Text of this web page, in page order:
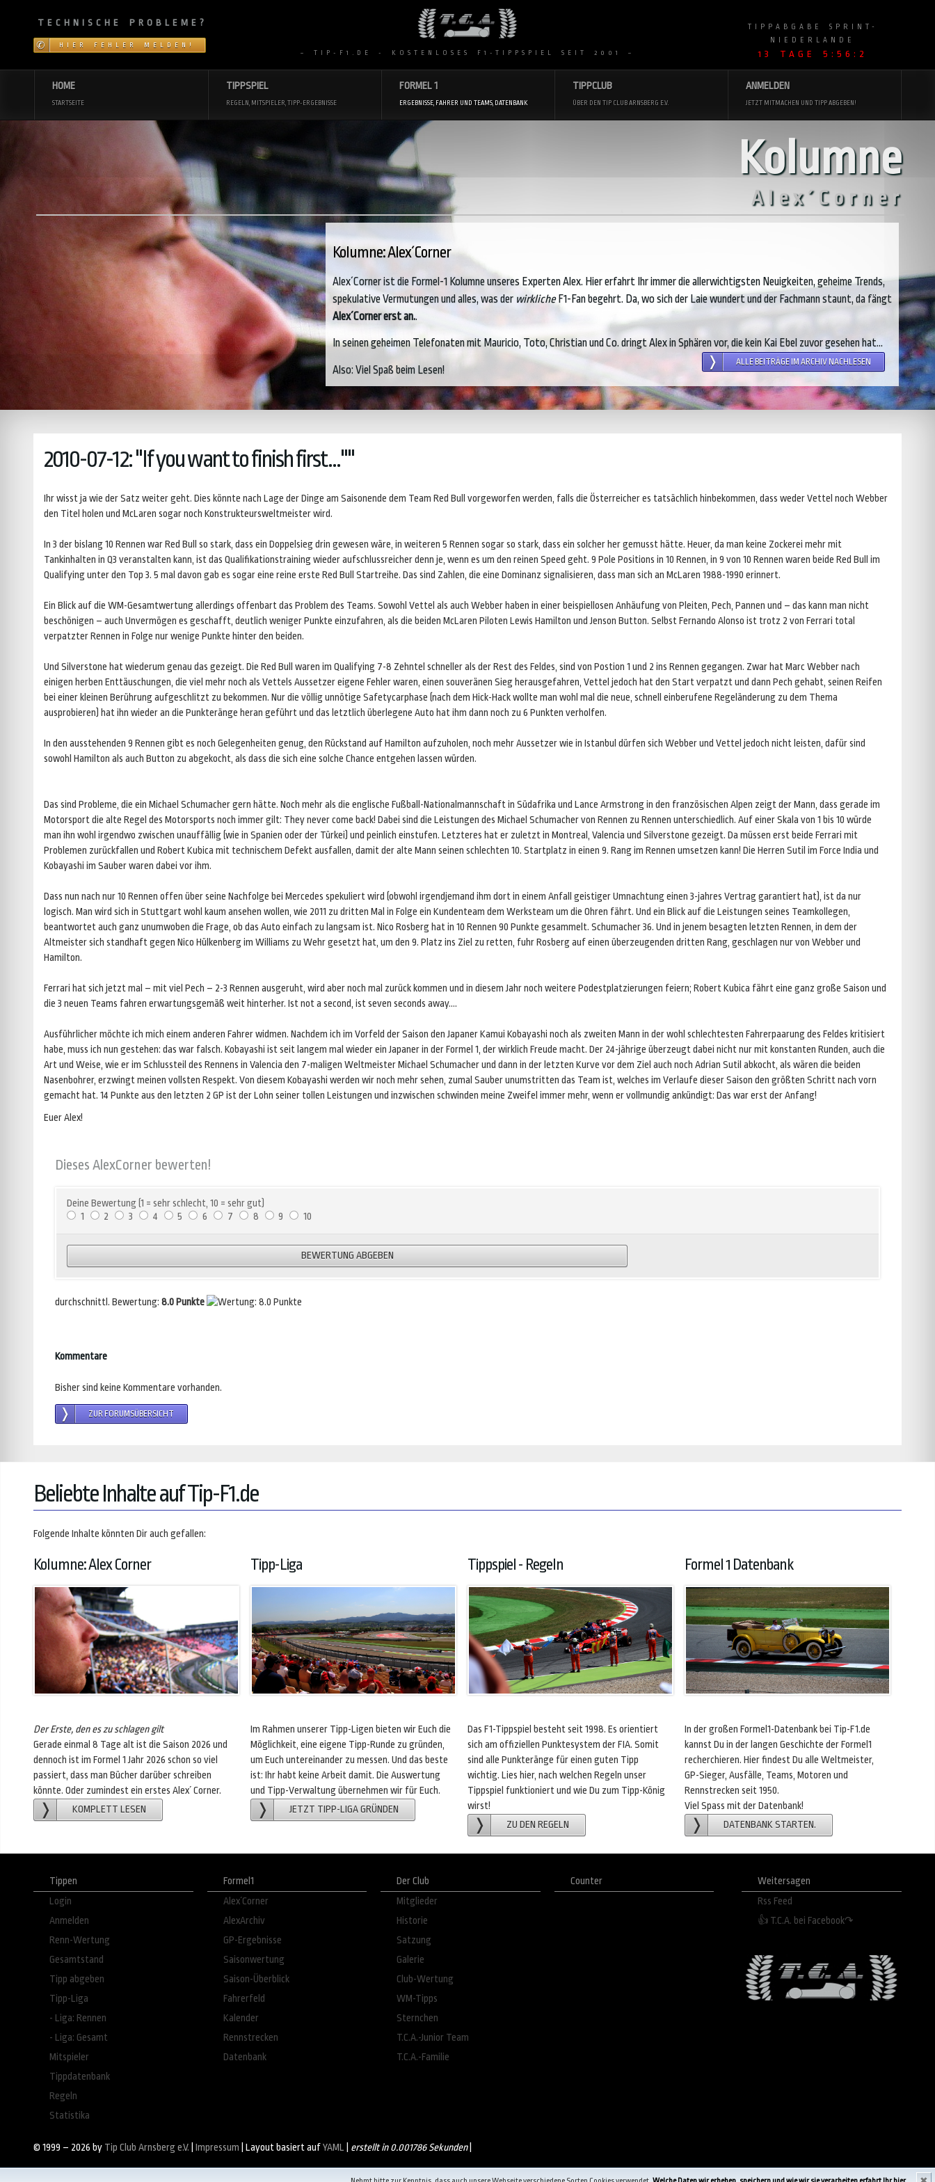
TECHNISCHE PROBLEME?
HIER FEHLER MELDEN!
~ TIP-F1.DE - KOSTENLOSES F1-TIPPSPIEL SEIT 2001 ~
TIPPABGABE SPRINT-
NIEDERLANDE
13 TAGE 5:56:1
HOME
STARTSEITE
TIPPSPIEL
REGELN, MITSPIELER, TIPP-ERGEBNISSE
FORMEL 1
ERGEBNISSE, FAHRER UND TEAMS, DATENBANK
TIPPCLUB
ÜBER DEN TIP CLUB ARNSBERG E.V.
ANMELDEN
JETZT MITMACHEN UND TIPP ABGEBEN!
Kolumne
Alex´Corner
Kolumne: Alex´Corner
Alex´Corner ist die Formel-1 Kolumne unseres Experten Alex. Hier erfahrt Ihr immer die allerwichtigsten Neuigkeiten, geheime Trends,
spekulative Vermutungen und alles, was der wirklicheF1-Fan begehrt. Da, wo sich der Laie wundert und der Fachmann staunt, da fängt
Alex´Corner erst an..
In seinen geheimen Telefonaten mit Mauricio, Toto, Christian und Co. dringt Alex in Sphären vor, die kein Kai Ebel zuvor gesehen hat...
ALLE BEITRÄGE IM ARCHIV NACHLESEN
Also: Viel Spaß beim Lesen!
2010-07-12: "If you want to finish first…""
Ihr wisst ja wie der Satz weiter geht. Dies könnte nach Lage der Dinge am Saisonende dem Team Red Bull vorgeworfen werden, falls die Österreicher es tatsächlich hinbekommen, dass weder Vettel noch Webber
den Titel holen und McLaren sogar noch Konstrukteursweltmeister wird.
In 3 der bislang 10 Rennen war Red Bull so stark, dass ein Doppelsieg drin gewesen wäre, in weiteren 5 Rennen sogar so stark, dass ein solcher her gemusst hätte. Heuer, da man keine Zockerei mehr mit
Tankinhalten in Q3 veranstalten kann, ist das Qualifikationstraining wieder aufschlussreicher denn je, wenn es um den reinen Speed geht. 9 Pole Positions in 10 Rennen, in 9 von 10 Rennen waren beide Red Bull im
Qualifying unter den Top 3. 5 mal davon gab es sogar eine reine erste Red Bull Startreihe. Das sind Zahlen, die eine Dominanz signalisieren, dass man sich an McLaren 1988-1990 erinnert.
Ein Blick auf die WM-Gesamtwertung allerdings offenbart das Problem des Teams. Sowohl Vettel als auch Webber haben in einer beispiellosen Anhäufung von Pleiten, Pech, Pannen und – das kann man nicht
beschönigen – auch Unvermögen es geschafft, deutlich weniger Punkte einzufahren, als die beiden McLaren Piloten Lewis Hamilton und Jenson Button. Selbst Fernando Alonso ist trotz 2 von Ferrari total
verpatzter Rennen in Folge nur wenige Punkte hinter den beiden.
Und Silverstone hat wiederum genau das gezeigt. Die Red Bull waren im Qualifying 7-8 Zehntel schneller als der Rest des Feldes, sind von Postion 1 und 2 ins Rennen gegangen. Zwar hat Marc Webber nach
einigen herben Enttäuschungen, die viel mehr noch als Vettels Aussetzer eigene Fehler waren, einen souveränen Sieg herausgefahren, Vettel jedoch hat den Start verpatzt und dann Pech gehabt, seinen Reifen
bei einer kleinen Berührung aufgeschlitzt zu bekommen. Nur die völlig unnötige Safetycarphase (nach dem Hick-Hack wollte man wohl mal die neue, schnell einberufene Regeländerung zu dem Thema
ausprobieren) hat ihn wieder an die Punkteränge heran geführt und das letztlich überlegene Auto hat ihm dann noch zu 6 Punkten verholfen.
In den ausstehenden 9 Rennen gibt es noch Gelegenheiten genug, den Rückstand auf Hamilton aufzuholen, noch mehr Aussetzer wie in Istanbul dürfen sich Webber und Vettel jedoch nicht leisten, dafür sind
sowohl Hamilton als auch Button zu abgekocht, als dass die sich eine solche Chance entgehen lassen würden.
Das sind Probleme, die ein Michael Schumacher gern hätte. Noch mehr als die englische Fußball-Nationalmannschaft in Südafrika und Lance Armstrong in den französischen Alpen zeigt der Mann, dass gerade im
Motorsport die alte Regel des Motorsports noch immer gilt: They never come back! Dabei sind die Leistungen des Michael Schumacher von Rennen zu Rennen unterschiedlich. Auf einer Skala von 1 bis 10 würde
man ihn wohl irgendwo zwischen unauffällig (wie in Spanien oder der Türkei) und peinlich einstufen. Letzteres hat er zuletzt in Montreal, Valencia und Silverstone gezeigt. Da müssen erst beide Ferrari mit
Problemen zurückfallen und Robert Kubica mit technischem Defekt ausfallen, damit der alte Mann seinen schlechten 10. Startplatz in einen 9. Rang im Rennen umsetzen kann! Die Herren Sutil im Force India und
Kobayashi im Sauber waren dabei vor ihm.
Dass nun nach nur 10 Rennen offen über seine Nachfolge bei Mercedes spekuliert wird (obwohl irgendjemand ihm dort in einem Anfall geistiger Umnachtung einen 3-jahres Vertrag garantiert hat), ist da nur
logisch. Man wird sich in Stuttgart wohl kaum ansehen wollen, wie 2011 zu dritten Mal in Folge ein Kundenteam dem Werksteam um die Ohren fährt. Und ein Blick auf die Leistungen seines Teamkollegen,
beantwortet auch ganz unumwoben die Frage, ob das Auto einfach zu langsam ist. Nico Rosberg hat in 10 Rennen 90 Punkte gesammelt. Schumacher 36. Und in jenem besagten letzten Rennen, in dem der
Altmeister sich standhaft gegen Nico Hülkenberg im Williams zu Wehr gesetzt hat, um den 9. Platz ins Ziel zu retten, fuhr Rosberg auf einen überzeugenden dritten Rang, geschlagen nur von Webber und
Hamilton.
Ferrari hat sich jetzt mal – mit viel Pech – 2-3 Rennen ausgeruht, wird aber noch mal zurück kommen und in diesem Jahr noch weitere Podestplatzierungen feiern; Robert Kubica fährt eine ganz große Saison und
die 3 neuen Teams fahren erwartungsgemäß weit hinterher. Ist not a second, ist seven seconds away….
Ausführlicher möchte ich mich einem anderen Fahrer widmen. Nachdem ich im Vorfeld der Saison den Japaner Kamui Kobayashi noch als zweiten Mann in der wohl schlechtesten Fahrerpaarung des Feldes kritisiert
habe, muss ich nun gestehen: das war falsch. Kobayashi ist seit langem mal wieder ein Japaner in der Formel 1, der wirklich Freude macht. Der 24-jährige überzeugt dabei nicht nur mit konstanten Runden, auch die
Art und Weise, wie er im Schlussteil des Rennens in Valencia den 7-maligen Weltmeister Michael Schumacher und dann in der letzten Kurve vor dem Ziel auch noch Adrian Sutil abkocht, als wären die beiden
Nasenbohrer, erzwingt meinen vollsten Respekt. Von diesem Kobayashi werden wir noch mehr sehen, zumal Sauber unumstritten das Team ist, welches im Verlaufe dieser Saison den größten Schritt nach vorn
gemacht hat. 14 Punkte aus den letzten 2 GP ist der Lohn seiner tollen Leistungen und inzwischen schwinden meine Zweifel immer mehr, wenn er vollmundig ankündigt: Das war erst der Anfang!
Euer Alex!
Dieses AlexCorner bewerten!
Deine Bewertung (1 = sehr schlecht, 10 = sehr gut)
1
2 3 4 5 6 7 8 9 10
durchschnittl. Bewertung: 8.0 Punkte
Kommentare
Bisher sind keine Kommentare vorhanden.
ZUR FORUMSÜBERSICHT
Beliebte Inhalte auf Tip-F1.de
Folgende Inhalte könnten Dir auch gefallen:
Kolumne: Alex Corner
Der Erste, den es zu schlagen gilt
Gerade einmal 8 Tage alt ist die Saison 2026 und
dennoch ist im Formel 1 Jahr 2026 schon so viel
passiert, dass man Bücher darüber schreiben
könnte. Oder zumindest ein erstes Alex´ Corner.
KOMPLETT LESEN
Tipp-Liga
Im Rahmen unserer Tipp-Ligen bieten wir Euch die
Möglichkeit, eine eigene Tipp-Runde zu gründen,
um Euch untereinander zu messen. Und das beste
ist: Ihr habt keine Arbeit damit. Die Auswertung
und Tipp-Verwaltung übernehmen wir für Euch.
JETZT TIPP-LIGA GRÜNDEN
Tippspiel - Regeln
Das F1-Tippspiel besteht seit 1998. Es orientiert
sich am offiziellen Punktesystem der FIA. Somit
sind alle Punkteränge für einen guten Tipp
wichtig. Lies hier, nach welchen Regeln unser
Tippspiel funktioniert und wie Du zum Tipp-König
wirst!
ZU DEN REGELN
Formel 1 Datenbank
In der großen Formel1-Datenbank bei Tip-F1.de
kannst Du in der langen Geschichte der Formel1
recherchieren. Hier findest Du alle Weltmeister,
GP-Sieger, Ausfälle, Teams, Motoren und
Rennstrecken seit 1950.
Viel Spass mit der Datenbank!
DATENBANK STARTEN.
Tippen
Login
Anmelden
Renn-Wertung
Gesamtstand
Tipp abgeben
Tipp-Liga
- Liga: Rennen
- Liga: Gesamt
Mitspieler
Tippdatenbank
Regeln
Statistika
Formel1
Alex´Corner
AlexArchiv
GP-Ergebnisse
Saisonwertung
Saison-Überblick
Fahrerfeld
Kalender
Rennstrecken
Datenbank
Der Club
Mitglieder
Historie
Satzung
Galerie
Club-Wertung
WM-Tipps
Sternchen
T.C.A.-Junior Team
T.C.A.-Familie
Counter
Weitersagen
Rss Feed
👍 T.C.A. bei Facebook↷
© 1999 – 2026 by Tip Club Arnsberg e.V. Impressum | Layout basiert aufYAML erstellt in 0.001786 Sekunden|